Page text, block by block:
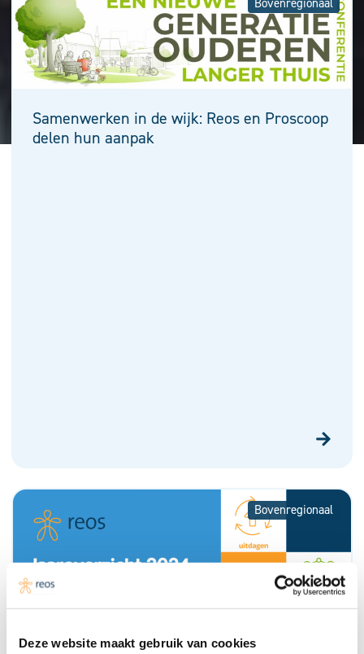
Deze website maakt gebruik van cookies
Bovenregionaal
Samenwerken in de wijk: Reos en Proscoop
delen hun aanpak
Bovenregionaal